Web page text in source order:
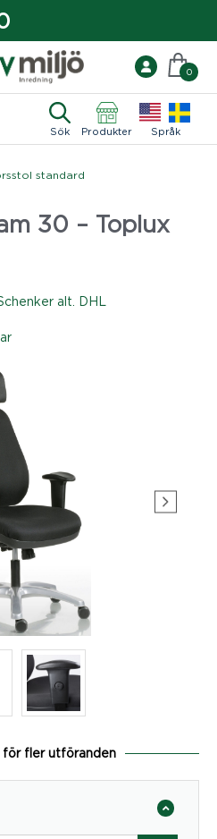
Sök Produkter Språk
0
standard
30 – Toplux
alt. DHL
för fler utföranden